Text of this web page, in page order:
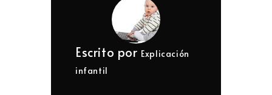
Escrito por Explicación
infantil